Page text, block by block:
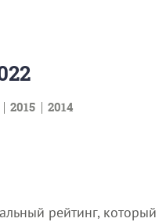
2015 2014
рейтинг, который